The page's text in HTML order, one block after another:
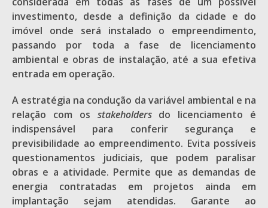
investimento, desde a definição da cidade e do
imóvel onde será instalado o empreendimento,
passando por toda a fase de licenciamento
ambiental e obras de instalação, até a sua efetiva
entrada em operação.
A estratégia na condução da variável ambiental e na
relação com os stakeholders do licenciamento é
indispensável para conferir segurança e
previsibilidade ao empreendimento. Evita possíveis
questionamentos judiciais, que podem paralisar
obras e a atividade. Permite que as demandas de
energia contratadas em projetos ainda em
implantação sejam atendidas. Garante ao